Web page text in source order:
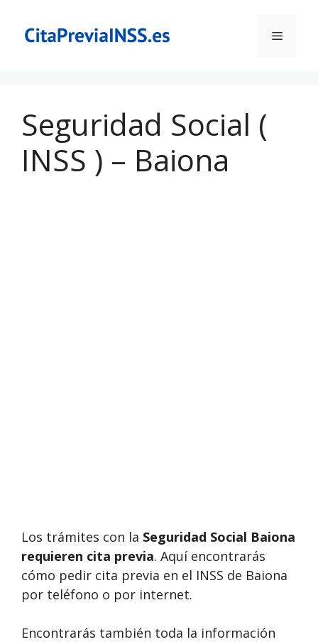
contenido
Menú
Seguridad Social (
INSS ) – Baiona
Los trámites con la Seguridad Social Baiona
requieren cita previa. Aquí encontrarás
cómo pedir cita previa en el INSS de Baiona
por teléfono o por internet.
Encontrarás también toda la información